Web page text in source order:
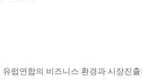
럽연합의 비즈니스 환경과 시장진